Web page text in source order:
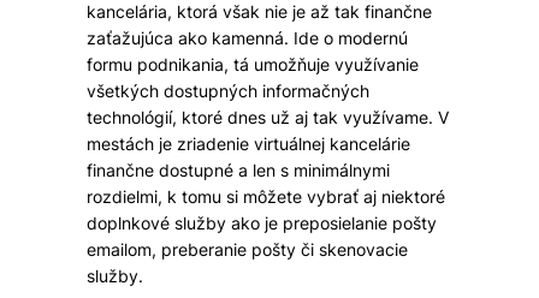
kancelária, ktorá však nie je až tak finančne
zaťažujúca ako kamenná. Ide o modernú
formu podnikania, tá umožňuje využívanie
všetkých dostupných informačných
technológií, ktoré dnes už aj tak využívame. V
mestách je zriadenie virtuálnej kancelárie
finančne dostupné a len s minimálnymi
rozdielmi, k tomu si môžete vybrať aj niektoré
doplnkové služby ako je preposielanie pošty
emailom, preberanie pošty či skenovacie
služby.